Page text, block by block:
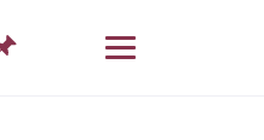
Menü